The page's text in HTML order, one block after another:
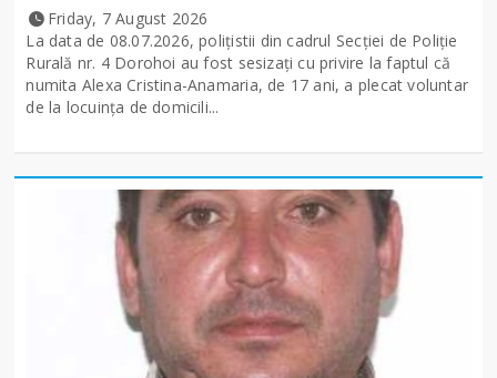
Friday, 7 August 2026
La data de 08.07.2026, polițistii din cadrul Secției de Poliție
Rurală nr. 4 Dorohoi au fost sesizați cu privire la faptul că
numita Alexa Cristina-Anamaria, de 17 ani, a plecat voluntar
de la locuința de domicili...